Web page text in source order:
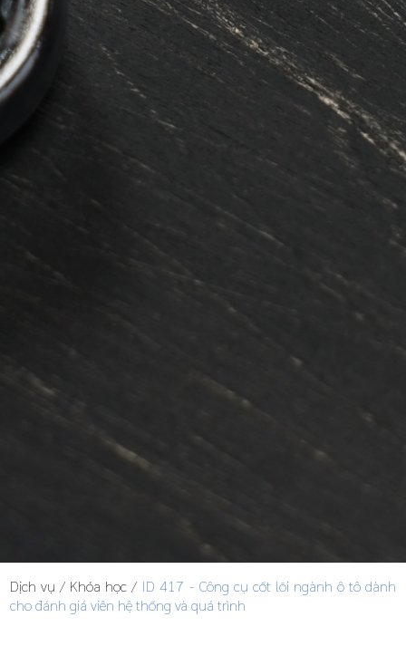
Dịch vụ / Khóa học / ID 417 - Công cụ cốt lõi ngành ô tô dành
cho đánh giá viên hệ thống và quá trình